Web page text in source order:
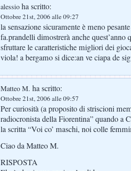
alessio ha scritto:
Ottobre 21st, 2006 alle 09:27
la sensazione sicuramente è meno
fa.prandelli dimostrerà anche quest’anno
sfruttare le caratteristiche migliori dei
viola! a bergamo si dice:an ve ciapa de
Matteo M. ha scritto:
Ottobre 21st, 2006 alle 09:57
Per curiosità (a proposito di striscioni
radiocronista della Fiorentina” quando a
la scritta “Voi co’ maschi, noi colle
Ciao da Matteo M.
RISPOSTA